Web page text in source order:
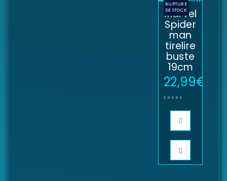
RUPTURE
DE STOCK
Marvel
Spider
man
tirelire
buste
19cm
22,99€